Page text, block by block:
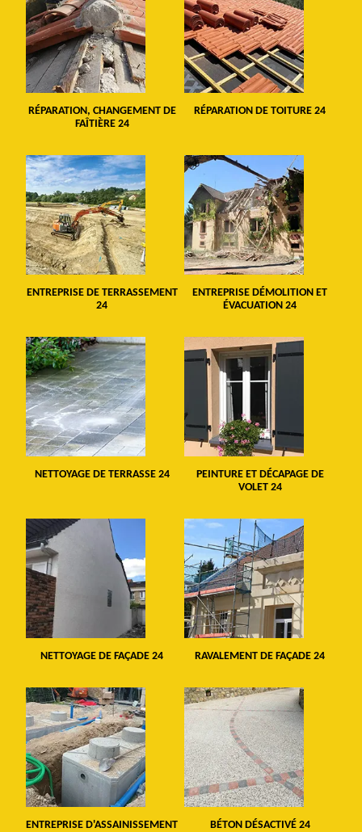
RÉPARATION, CHANGEMENT DE
FAÎTIÈRE 24
RÉPARATION DE TOITURE 24
ENTREPRISE DE TERRASSEMENT
24
ENTREPRISE DÉMOLITION ET
ÉVACUATION 24
NETTOYAGE DE TERRASSE 24
PEINTURE ET DÉCAPAGE DE
VOLET 24
NETTOYAGE DE FAÇADE 24 RAVALEMENT DE FAÇADE 24
ENTREPRISE D'ASSAINISSEMENT BÉTON DÉSACTIVÉ 24